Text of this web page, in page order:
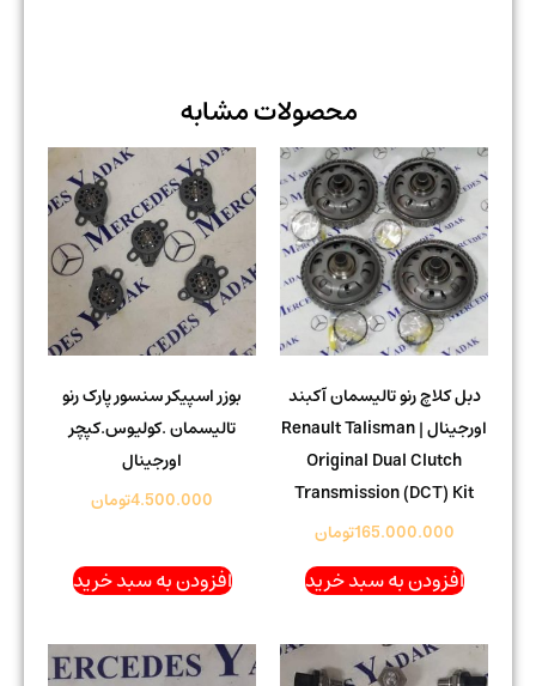
محصولات مشابه
دبل کلاچ رنو تالیسمان آکبند
اورجینال | Renault Talisman
Original Dual Clutch
Transmission (DCT) Kit
165.000.000تومان
افزودن به سبد خرید
بوزر اسپیکر سنسور پارک رنو
تالیسمان .کولیوس.کپچر
اورجینال
4.500.000تومان
افزودن به سبد خرید